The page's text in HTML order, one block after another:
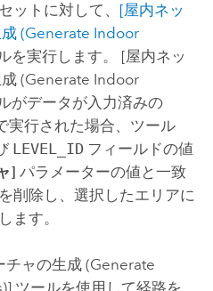
ットに対して、 [屋内ネッ
(Generate Indoor
を実行します。 [屋内ネッ
(Generate Indoor
がデータが入力済みの
実行された場合、ツール
LEVEL_IDフィールドの値
] パラメーターの値と一致
削除し、選択したエリアに
ます。
チャの生成 (Generate